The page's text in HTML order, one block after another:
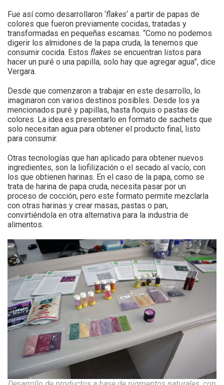
Fue así como desarrollaron ‘flakes‘ a partir de papas de
colores que fueron previamente cocidas, tratadas y
transformadas en pequeñas escamas. “Como no podemos
digerir los almidones de la papa cruda, la tenemos que
consumir cocida. Estos flakes se encuentran listos para
hacer un puré o una papilla, solo hay que agregar agua”, dice
Vergara.
Desde que comenzaron a trabajar en este desarrollo, lo
imaginaron con varios destinos posibles. Desde los ya
mencionados puré y papillas, hasta ñoquis o pastas de
colores. La idea es presentarlo en formato de sachets que
solo necesitan agua para obtener el producto final, listo
para consumir.
Otras tecnologías que han aplicado para obtener nuevos
ingredientes, son la liofilización o el secado al vacío, con
los que obtienen harinas. En el caso de la papa, como se
trata de harina de papa cruda, necesita pasar por un
proceso de cocción, pero este formato permite mezclarla
con otras harinas y crear masas, pastas o pan,
convirtiéndola en otra alternativa para la industria de
alimentos.